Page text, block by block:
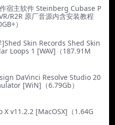
宿主软件 Steinberg Cubase P
R2R 原厂音源内含安装教程
）
]Shed Skin Records Shed Skin
Loops 1 [WAV]（187.91M
DaVinci Resolve Studio 20
[WiN]（6.79Gb）
X v11.2.2 [MacOSX]（1.64G